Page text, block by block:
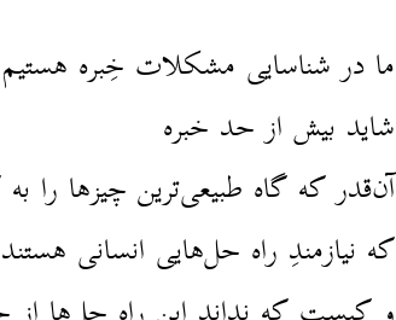
ما در شناسایی مشکلات خِبره هستیم
شاید بیش از حد خبره
آن‌قدر که گاه طبیعی‌ترین چیزها
که نیازمندِ راه حل‌هایی انسانی هستند